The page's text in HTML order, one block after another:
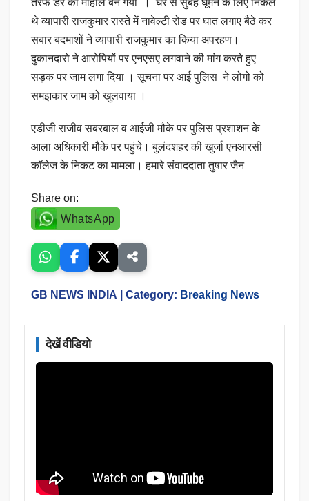
थे व्यापारी राजकुमार रास्ते में नावेल्टी रोड पर घात लगाए बैठे कर
सबार बदमाशों ने व्यापारी राजकुमार का किया अपरहण।
दुकानदारो ने आरोपियों पर एनएसए लगवाने की मांग करते हुए
सड़क पर जाम लगा दिया । सूचना पर आई पुलिस ने लोगो को
समझकार जाम को खुलवाया ।
एडीजी राजीव सबरबाल व आईजी मौके पर पुलिस प्रशाशन के
आला अधिकारी मौके पर पहुंचे। बुलंदशहर की खुर्जा एनआरसी
कॉलेज के निकट का मामला। हमारे संवाददाता तुषार जैन
Share on:
WhatsApp
GB NEWS INDIA | Category: Breaking News
देखें वीडियो